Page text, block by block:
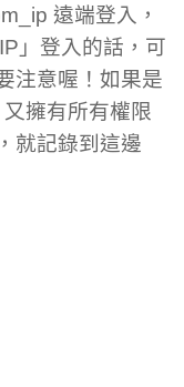
遠端登入，
」登入的話，可
注意喔！如果是
擁有所有權限
就記錄到這邊